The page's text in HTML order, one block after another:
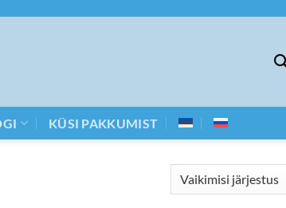
KÜSI PAKKUMIST